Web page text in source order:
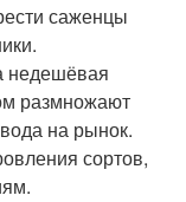
саженцы
недешёвая
размножают
на рынок.
сортов,